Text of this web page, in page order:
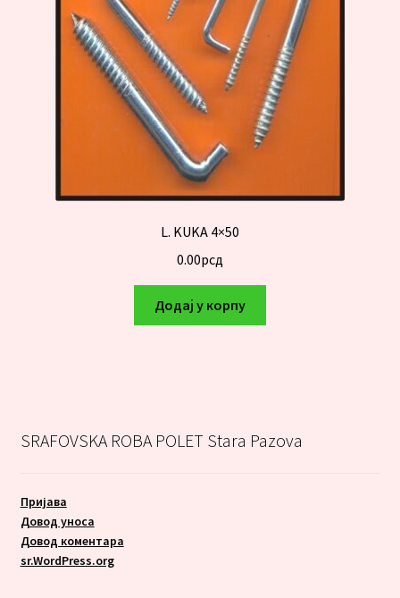
L. KUKA 4×50
0.00рсд
Додај у корпу
SRAFOVSKA ROBA POLET Stara Pazova
Пријава
Довод уноса
Довод коментара
sr.WordPress.org